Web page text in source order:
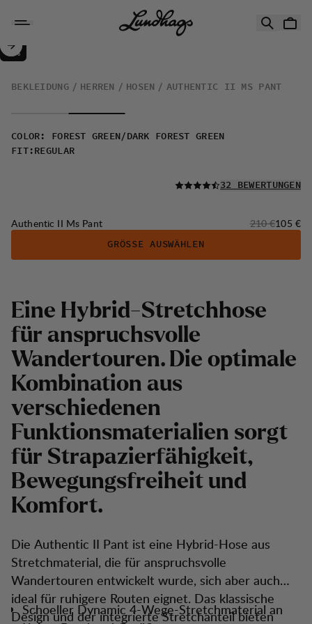
Authentic II Ms Pant
VERKAUF
50%
BEKLEIDUNG HERREN HOSEN AUTHENTIC II MS PANT
COLOR :
FOREST GREEN/DARK FOREST GREEN
FIT: REGULAR
LESEN SIE ALLE
32 BEWERTUNGEN
Authentic II Ms Pant Originalpreis:
210 €105 €
GRÖSSE AUSWÄHLEN
Eine Hybrid-Stretchhose
für anspruchsvolle
Wandertouren. Die optimale
Kombination aus
verschiedenen
Funktionsmaterialien sorgt
für Strapazierfähigkeit,
Bewegungsfreiheit und
Komfort.
Die Authentic II Pant ist eine Hybrid-Hose aus
Stretchmaterial, die für anspruchsvolle
Wandertouren entwickelt wurde, sich aber auch
ideal für ruhigere Routen eignet. Das klassische
Design und der integrierte Stretchanteil bieten
Schoeller Dynamic 4-Wege-Stretchmaterial an